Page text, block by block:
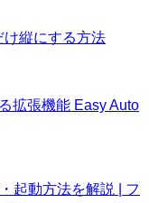
縦にする方法
拡張機能 Easy Auto
起動方法を解説 | フ